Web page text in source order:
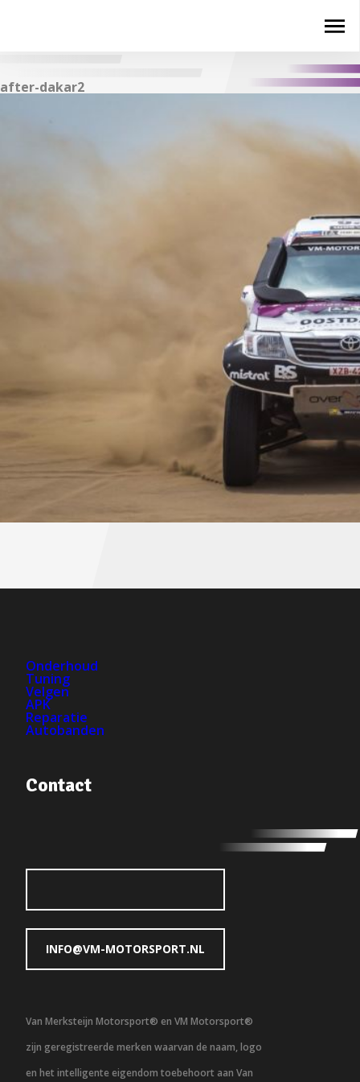
after-dakar2
Onderhoud
Tuning
Velgen
APK
Reparatie
Autobanden
Contact
INFO@VM-MOTORSPORT.NL
Van Merksteijn Motorsport® en VM Motorsport®
zijn geregistreerde merken waarvan de naam, logo
en het intelligente eigendom toebehoort aan Van